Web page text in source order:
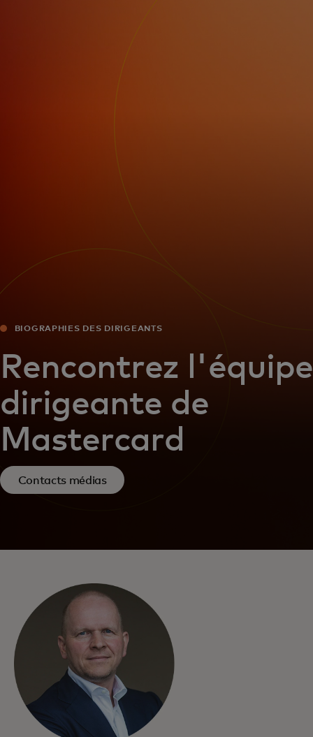
Pour les professionnels
BIOGRAPHIES DES DIRIGEANTS
Rencontrez l'équipe
dirigeante de
Mastercard
Contacts médias